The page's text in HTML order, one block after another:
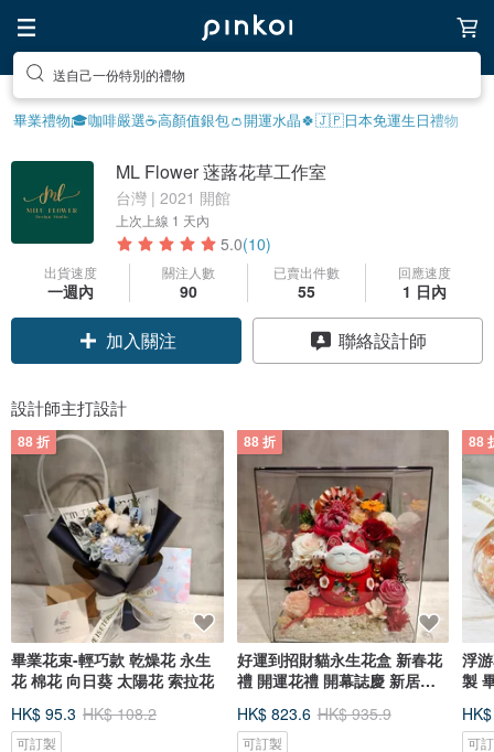
享受療癒的放鬆生活
畢業禮物🎓咖啡嚴選☕️高顏值銀包👛開運水晶🍀🇯🇵日本免運生日禮物
ML Flower 蒾蕗花草工作室
台灣 | 2021 開館
上次上線 1 天內
5.0(10)
出貨速度
一週內
關注人數
90
已賣出件數
55
回應速度
1 日內
領優惠券
聯絡設計師
設計師主打設計
88 折
畢業花束-輕巧款 乾燥花 永生
花 棉花 向日葵 太陽花 索拉花
HK$ 95.3 HK$ 108.2
可訂製
88 折
好運到招財貓永生花盒 新春花
禮 開運花禮 開幕誌慶 新居落
HK$ 823.6 HK$ 935.9
可訂製
88
浮
製
可